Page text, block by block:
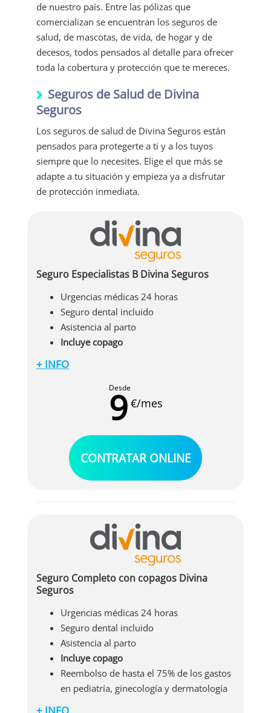
de nuestro país. Entre las pólizas que
comercializan se encuentran los seguros de
salud, de mascotas, de vida, de hogar y de
decesos, todos pensados al detalle para ofrecer
toda la cobertura y protección que te mereces.
Seguros de Salud de Divina
Seguros
Los seguros de salud de Divina Seguros están
pensados para protegerte a ti y a los tuyos
siempre que lo necesites. Elige el que más se
adapte a tu situación y empieza ya a disfrutar
de protección inmediata.
Seguro Especialistas B Divina Seguros
Urgencias médicas 24 horas
Seguro dental incluido
Asistencia al parto
Incluye copago
Además, este seguro de salud incluye las
siguientes coberturas:
Asistencia primaria: medicina general,
pediatría, puericultura y servicios
Segunda opinión médica
Libre elección de especialistas y amplio
cuadro médico
+ INFO
Desde
9 €/mes
CONTRATAR ONLINE
Seguro Completo con copagos Divina
Seguros
Urgencias médicas 24 horas
Seguro dental incluido
Asistencia al parto
Incluye copago
Reembolso de hasta el 75% de los gastos
en pediatría, ginecología y dermatología
+ INFO